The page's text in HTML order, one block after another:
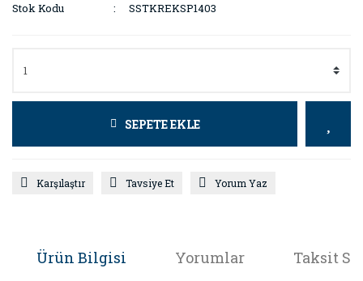
Stok Kodu
SSTKREKSP1403
SEPETE EKLE
Karşılaştır Tavsiye Et Yorum Yaz
Ürün Bilgisi Yorumlar Taksit